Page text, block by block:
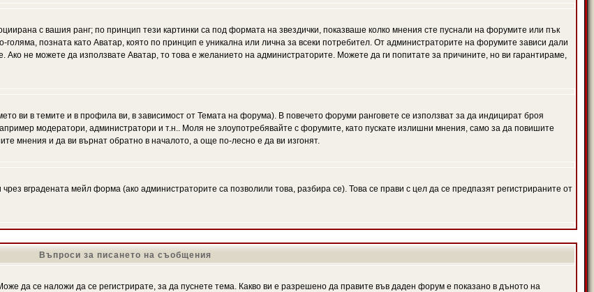
с вашия ранг; по принцип тези картинки са под формата на звездички, показваше колко мнения сте пуснали на форумите или пък
позната като Аватар, която по принцип е уникална или лична за всеки потребител. От администраторите на форумите зависи дали
не можете да използвате Аватар, то това е желанието на администраторите. Можете да ги попитате за причините, но ви гарантираме,
ви в темите и в профила ви, в зависимост от Темата на форума). В повечето форуми ранговете се използват за да индицират броя
модератори, администратори и т.н.. Моля не злоупотребявайте с форумите, като пускате излишни мнения, само за да повишите
мнения и да ви върнат обратно в началото, а още по-лесно е да ви изгонят.
вградената мейл форма (ако администраторите са позволили това, разбира се). Това се прави с цел да се предпазят регистрираните от
Въпроси за писането на съобщения
да се наложи да се регистрирате, за да пуснете тема. Какво ви е разрешено да правите във даден форум е показано в дъното на